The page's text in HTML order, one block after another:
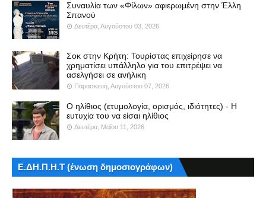
Συναυλία των «Φίλων» αφιερωμένη στην Έλλη
Σπανού
Δευτέρα, Αυγούστου 03, 2026
Σοκ στην Κρήτη: Τουρίστας επιχείρησε να
χρηματίσει υπάλληλο για του επιτρέψει να
ασελγήσει σε ανήλικη
Παρασκευή, Αυγούστου 07, 2026
Ο ηλίθιος (ετυμολογία, ορισμός, ιδιότητες) - Η
ευτυχία του να είσαι ηλίθιος
Δευτέρα, Μαΐου 11, 2026
Ε.ΔΗ.Π.Η.Τ (ένωση δημοσιογράφων)